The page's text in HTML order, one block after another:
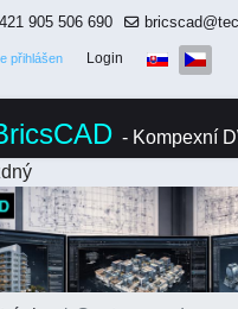
905 506 690
přihlášen Login Zvolte jazyk
- Kompexní